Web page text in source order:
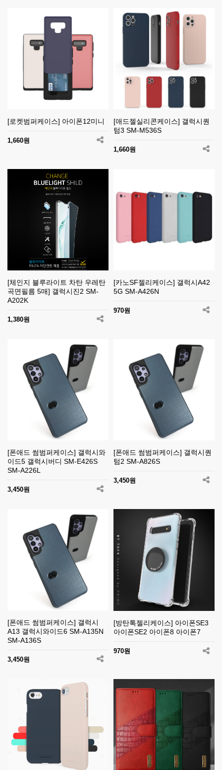
[로켓범퍼케이스] 아이폰12미니
1,660원
[애드젤실리콘케이스] 갤럭시퀀
텀3 SM-M536S
1,660원
[체인지 블루라이트 차탄 우레탄
곡면필름 5매] 갤럭시진2 SM-
A202K
1,380원
[카노SF젤리케이스] 갤럭시A42
5G SM-A426N
970원
[폰애드 썸범퍼케이스] 갤럭시와
이드5 갤럭시버디 SM-E426S
SM-A226L
3,450원
[폰애드 썸범퍼케이스] 갤럭시퀀
텀2 SM-A826S
3,450원
[폰애드 썸범퍼케이스] 갤럭시
A13 갤럭시와이드6 SM-A135N
SM-A136S
3,450원
[방탄톡젤리케이스] 아이폰SE3
아이폰SE2 아이폰8 아이폰7
970원